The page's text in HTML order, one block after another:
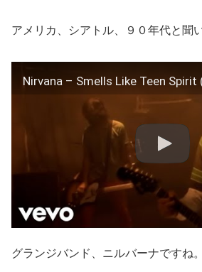
アメリカ、シアトル、９０年代と聞
グランジバンド、ニルバーナですね。